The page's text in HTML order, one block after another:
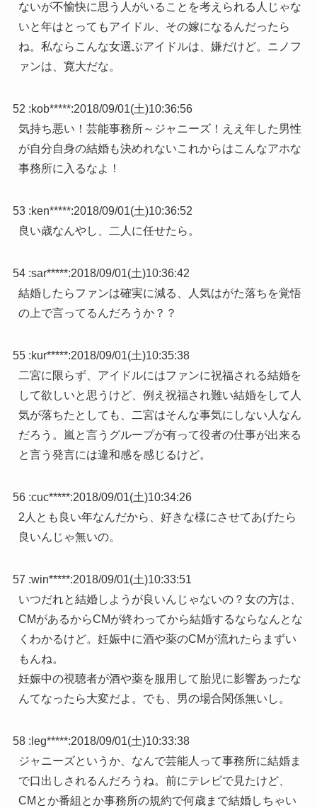
ないが不愉快に思う人がいることを考えられる人じゃな
いと年はとってもアイドル、その嫁になるんだったら
ね。私ならこんな女選ぶアイドルは、嫌だけど。ニノフ
ァンは、寛大だな。
52 :kob*****:2018/09/01(土)10:36:56
気持ち悪い！芸能事務所～ジャニーズ！ええ年した男性
が自分自身の結婚も決めれないこれからはこんなアホな
事務所に入るなよ！
53 :ken*****:2018/09/01(土)10:36:52
良い歳なんやし、二人に任せたら。
54 :sar*****:2018/09/01(土)10:36:42
結婚したらファンは確実に減る、人気はがた落ちを覚悟
の上で言ってるんだろうか？？
55 :kur*****:2018/09/01(土)10:35:38
二宮に限らず、アイドルにはファンに祝福される結婚を
して欲しいと思うけど、例え祝福され難い結婚をして人
気が落ちたとしても、二宮はそんな事気にしない人なん
だろう。嵐と言うグループが有って役者の仕事が出来る
と言う発言には違和感を感じるけど。
56 :cuc*****:2018/09/01(土)10:34:26
2人とも良い年なんだから、好きな様にさせてあげたら
良いんじゃ無いの。
57 :win*****:2018/09/01(土)10:33:51
いつだれと結婚しようが良いんじゃないの？女の方は、
CMがあるからCMが終わってから結婚するならなんとな
くわかるけど。妊娠中に酒や薬のCMが流れたらまずい
もんね。
妊娠中の視聴者が酒や薬を服用して胎児に影響あったな
んてなったら大変だよ。でも、男の場合関係無いし。
58 : leg*****:2018/09/01(土)10:33:38
ジャニーズというか、なんで芸能人って事務所に結婚ま
で口出しされるんだろうね。前にテレビで見たけど、
CMとか番組とか事務所の規約で何歳まで結婚しちゃい